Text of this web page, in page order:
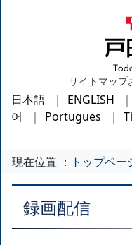
サイトマップ
日本語 ENGLISH
어
Portugues
現在位置 ： トップペー
録画配信